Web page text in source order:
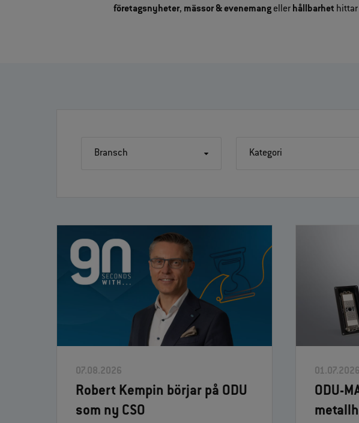
företagsnyheter, mässor & evenemangeller hållbarhet
Bransch Kategori
07.08.2026
Robert Kempin börjar på ODU
som ny CSO
01.07.2026
ODU-